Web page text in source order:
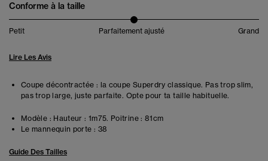
Conforme à la taille
Petit Parfaitement ajusté Grand
Lire Les Avis
Coupe décontractée : la coupe Superdry classique. Pas trop slim,
pas trop large, juste parfaite. Opte pour ta taille habituelle.
Modèle : Hauteur : 1m75. Poitrine : 81cm
Le mannequin porte : 38
Guide Des Tailles